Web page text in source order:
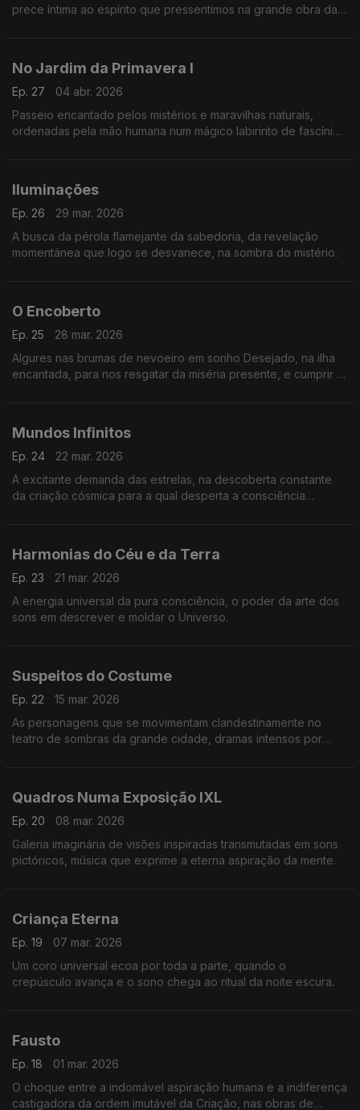
prece íntima ao espírito que pressentimos na grande obra da
No Jardim da Primavera I
Ep. 27
04 abr. 2026
Passeio encantado pelos mistérios e maravilhas naturais,
ordenadas pela mão humana num mágico labirinto de fascínio
Iluminações
Ep. 26
29 mar. 2026
A busca da pérola flamejante da sabedoria, da revelação
momentânea que logo se desvanece, na sombra do mistério.
O Encoberto
Ep. 25
28 mar. 2026
Algures nas brumas de nevoeiro em sonho Desejado, na ilha
encantada, para nos resgatar da miséria presente, e cumprir a
Mundos Infinitos
Ep. 24
22 mar. 2026
A excitante demanda das estrelas, na descoberta constante
da criação cósmica para a qual desperta a consciência
Harmonias do Céu e da Terra
Ep. 23
21 mar. 2026
A energia universal da pura consciência, o poder da arte dos
sons em descrever e moldar o Universo.
Suspeitos do Costume
Ep. 22
15 mar. 2026
As personagens que se movimentam clandestinamente no
teatro de sombras da grande cidade, dramas intensos por
Quadros Numa Exposição IXL
Ep. 20
08 mar. 2026
Galeria imaginária de visões inspiradas transmutadas em sons
pictóricos, música que exprime a eterna aspiração da mente.
Criança Eterna
Ep. 19
07 mar. 2026
Um coro universal ecoa por toda a parte, quando o
crepúsculo avança e o sono chega ao ritual da noite escura.
Fausto
Ep. 18
01 mar. 2026
O choque entre a indomável aspiração humana e a indiferença
castigadora da ordem imutável da Criação, nas obras de